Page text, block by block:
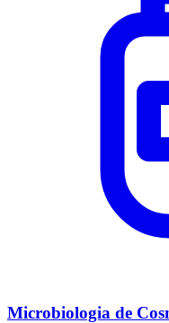
Microbiologia de